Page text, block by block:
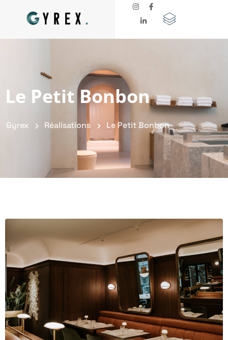
Le Petit Bonbon
Gyrex Réalisations Le Petit Bonbon